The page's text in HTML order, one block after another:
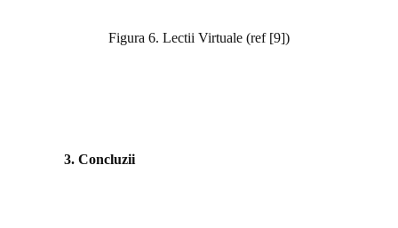
Figura 6. Lectii Virtuale (ref [9])
3. Concluzii